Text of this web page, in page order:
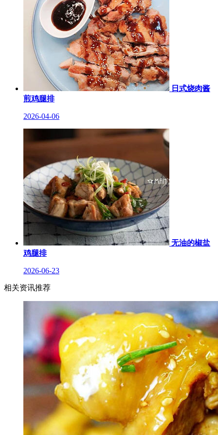
日式烧肉酱
煎鸡腿排
2026-04-06
无油的椒盐
鸡腿排
2026-06-23
相关资讯推荐